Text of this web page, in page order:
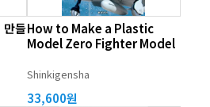
만들How to Make a Plastic
Model Zero Fighter Model
Shinkigensha
33,600원